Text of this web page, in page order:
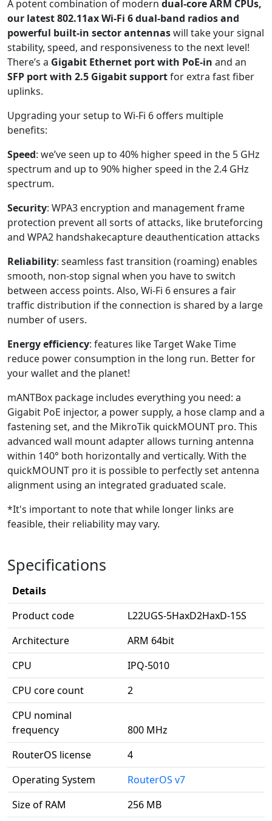
A potent combination of modern dual-core ARM CPUs,
our latest 802.11ax Wi-Fi 6 dual-band radios and
powerful built-in sector antennaswill take your signal
stability, speed, and responsiveness to the next level!
There’s a Gigabit Ethernet port with PoE-in and an
SFP port with 2.5 Gigabit supportfor extra fast fiber
uplinks.
Upgrading your setup to Wi-Fi 6 offers multiple
benefits:
Speed: we’ve seen up to 40% higher speed in the 5 GHz
spectrum and up to 90% higher speed in the 2.4 GHz
spectrum.
Security: WPA3 encryption and management frame
protection prevent all sorts of attacks, like bruteforcing
and WPA2 handshakecapture deauthentication attacks
Reliability: seamless fast transition (roaming) enables
smooth, non-stop signal when you have to switch
between access points. Also, Wi-Fi 6 ensures a fair
traffic distribution if the connection is shared by a large
number of users.
Energy efficiency: features like Target Wake Time
reduce power consumption in the long run. Better for
your wallet and the planet!
mANTBox package includes everything you need: a
Gigabit PoE injector, a power supply, a hose clamp and a
fastening set, and the MikroTik quickMOUNT pro. This
advanced wall mount adapter allows turning antenna
within 140° both horizontally and vertically. With the
quickMOUNT pro it is possible to perfectly set antenna
alignment using an integrated graduated scale.
*It's important to note that while longer links are
feasible, their reliability may vary.
Specifications
Details
Product code
L22UGS-5HaxD2HaxD-15S
Architecture
ARM 64bit
CPU
IPQ-5010
CPU core count
2
CPU nominal
frequency
800 MHz
RouterOS license
4
Operating System
RouterOS v7
Size of RAM
256 MB